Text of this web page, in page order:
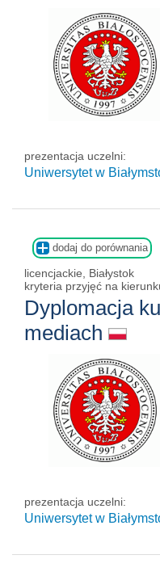
prezentacja uczelni:
Uniwersytet w
dodaj do porównania
licencjackie, Białystok
kryteria przyjęć na
Dyplomacja
mediach
prezentacja uczelni:
Uniwersytet w